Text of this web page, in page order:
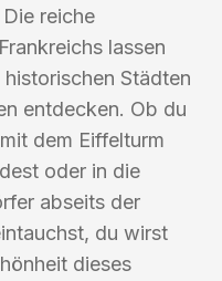
Die reiche
lassen
Städten
entdecken. Ob du
mit dem Eiffelturm
oder in die
abseits der
du wirst
dieses